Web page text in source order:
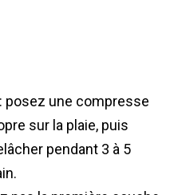
: posez une compresse
sur la plaie, puis
pendant 3 à 5